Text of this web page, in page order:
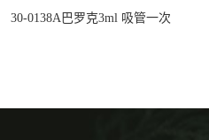
30-0138A巴罗克3ml 吸管一次